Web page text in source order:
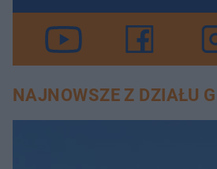
NAJNOWSZE Z DZIAŁU